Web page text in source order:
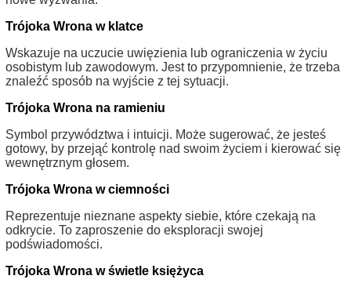
Trójoka Wrona w klatce
Wskazuje na uczucie uwięzienia lub ograniczenia w życiu
osobistym lub zawodowym. Jest to przypomnienie, że trzeba
znaleźć sposób na wyjście z tej sytuacji.
Trójoka Wrona na ramieniu
Symbol przywództwa i intuicji. Może sugerować, że jesteś
gotowy, by przejąć kontrolę nad swoim życiem i kierować się
wewnętrznym głosem.
Trójoka Wrona w ciemności
Reprezentuje nieznane aspekty siebie, które czekają na
odkrycie. To zaproszenie do eksploracji swojej
podświadomości.
Trójoka Wrona w świetle księżyca